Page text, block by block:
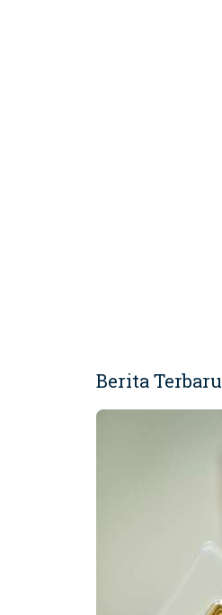
Berita Terbaru